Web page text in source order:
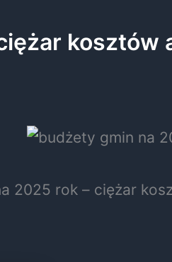
2025 rok – ciężar